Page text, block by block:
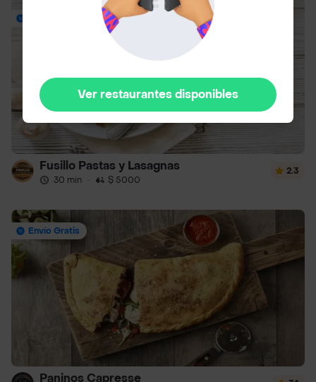
14% Off: mín $35mil
Fusillo Pastas y Lasagnas
30 min · $ 5000
2.3
Envío Gratis
Paninos Capresse
Ver restaurantes disponibles